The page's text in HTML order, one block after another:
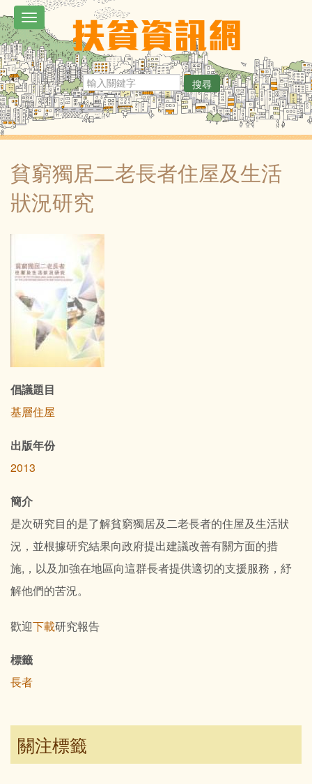
移
至
主
內
容
Toggle
navigation
搜尋
貧窮獨居二老長者住屋及生活
狀況研究
倡議題目
基層住屋
出版年份
2013
簡介
是次研究目的是了解貧窮獨居及二老長者的住屋及生活狀
況，並根據研究結果向政府提出建議改善有關方面的措
施,，以及加強在地區向這群長者提供適切的支援服務，紓
解他們的苦況。
歡迎下載研究報告
標籤
長者
關注標籤